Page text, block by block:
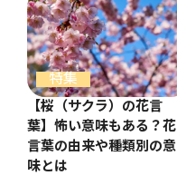
特集
【桜（サクラ）の花言
葉】怖い意味もある？花
言葉の由来や種類別の意
味とは